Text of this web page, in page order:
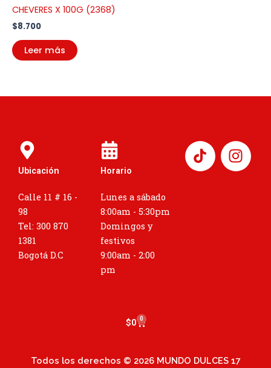
CHEVERES X 100G (2368)
$8.700
Leer más
Ubicación
Calle 11 # 16 -
98
Tel: 300 870
1381
Bogotá D.C
Horario
Lunes a sábado
8:00am - 5:30pm
Domingos y
festivos
9:00am - 2:00
pm
I
n
s
$0 0
Cart
Todos los derechos © 2026 MUNDO DULCES 17